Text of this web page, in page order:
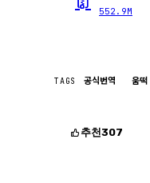
552.9M
TAGS 공식번역 움떡
추천307